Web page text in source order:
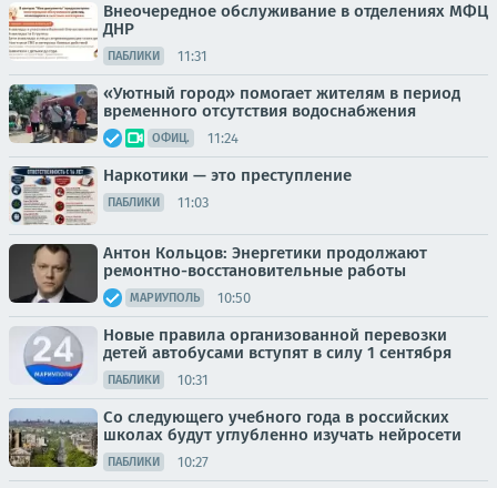
Внеочередное обслуживание в отделениях МФЦ
ДНР
ПАБЛИКИ 11:31
«Уютный город» помогает жителям в период
временного отсутствия водоснабжения
ОФИЦ. 11:24
Наркотики — это преступление
ПАБЛИКИ 11:03
Антон Кольцов: Энергетики продолжают
ремонтно-восстановительные работы
МАРИУПОЛЬ 10:50
Новые правила организованной перевозки
детей автобусами вступят в силу 1 сентября
ПАБЛИКИ 10:31
Со следующего учебного года в российских
школах будут углубленно изучать нейросети
ПАБЛИКИ 10:27